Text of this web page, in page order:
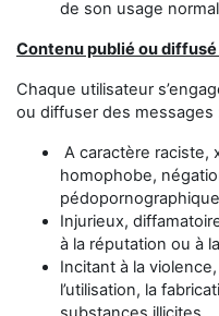
de son usage
Contenu publié ou diffusé
Chaque utilisateur
ou diffuser des messages
A caractère raciste,
homophobe,
Injurieux,
à la réputation ou à
Incitant à la
l’utilisation, la